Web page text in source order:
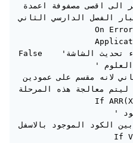
تكرارية تبدأ من الصفر الى اقصى مصفوفة اعمدة
الفصل الدارسي الثاني
                On Error Resume Next
                Application.ScreenUpdating =
False    'الغاء تحديث الشاشة
                'هذا الجزء خاص بمادة العلوم
تحديدا الفصل الدراسي الثاني لانه مقسم على عمودين
معالجة هذه المرحلة
                If ARR(X) = 46 Then
                    'لايوجد اختلاف بين هذا الكود
الكود الموجود بالاسفل
                    If Val(.Cells(R, ARR(X))) +